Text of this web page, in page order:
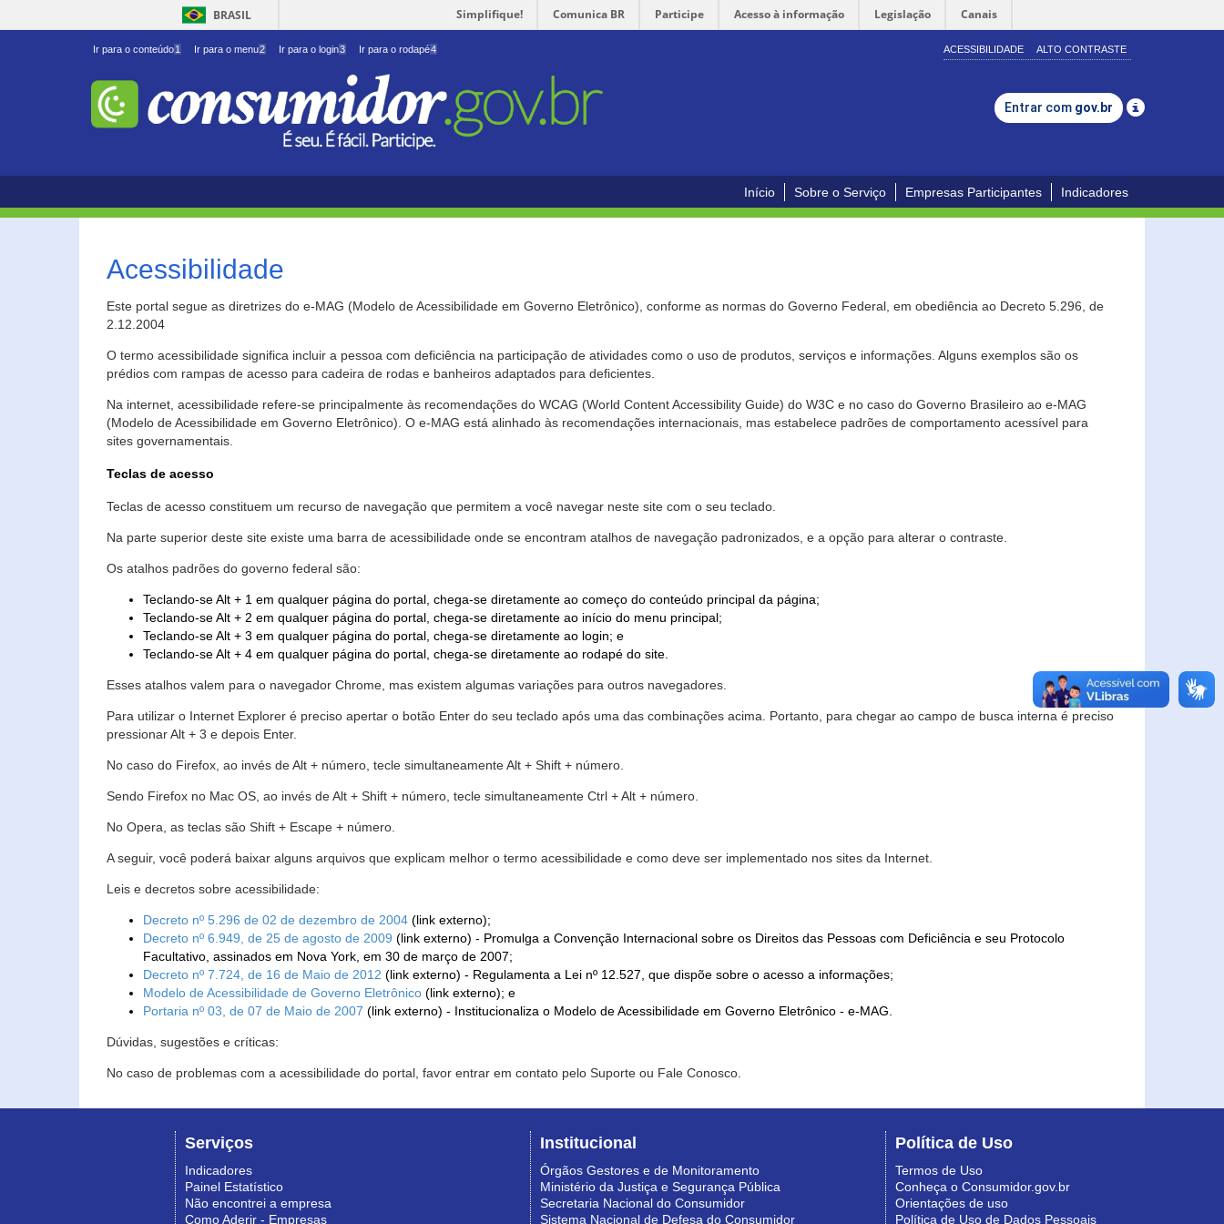
BRASIL Simplifique! Comunica BR Participe Acesso à informação Legislação Canais
Ir para o conteúdo1 Ir para o menu2 Ir para o login3 Ir para o rodapé4 ACESSIBILIDADE ALTO CONTRASTE
Entrar com gov.br
Início Sobre o Serviço Empresas Participantes Indicadores
Acessibilidade
Este portal segue as diretrizes do e-MAG (Modelo de Acessibilidade em Governo Eletrônico), conforme as normas do Governo Federal, em obediência ao Decreto 5.296, de
2.12.2004
O termo acessibilidade significa incluir a pessoa com deficiência na participação de atividades como o uso de produtos, serviços e informações. Alguns exemplos são os
prédios com rampas de acesso para cadeira de rodas e banheiros adaptados para deficientes.
Na internet, acessibilidade refere-se principalmente às recomendações do WCAG (World Content Accessibility Guide) do W3C e no caso do Governo Brasileiro ao e-MAG
(Modelo de Acessibilidade em Governo Eletrônico). O e-MAG está alinhado às recomendações internacionais, mas estabelece padrões de comportamento acessível para
sites governamentais.
Teclas de acesso
Teclas de acesso constituem um recurso de navegação que permitem a você navegar neste site com o seu teclado.
Na parte superior deste site existe uma barra de acessibilidade onde se encontram atalhos de navegação padronizados, e a opção para alterar o contraste.
Os atalhos padrões do governo federal são:
Teclando-se Alt + 1 em qualquer página do portal, chega-se diretamente ao começo do conteúdo principal da página;
Teclando-se Alt + 2 em qualquer página do portal, chega-se diretamente ao início do menu principal;
Teclando-se Alt + 3 em qualquer página do portal, chega-se diretamente ao login; e
Teclando-se Alt + 4 em qualquer página do portal, chega-se diretamente ao rodapé do site.
Esses atalhos valem para o navegador Chrome, mas existem algumas variações para outros navegadores.
Para utilizar o Internet Explorer é preciso apertar o botão Enter do seu teclado após uma das combinações acima. Portanto, para chegar ao campo de busca interna é preciso
pressionar Alt + 3 e depois Enter.
No caso do Firefox, ao invés de Alt + número, tecle simultaneamente Alt + Shift + número.
Sendo Firefox no Mac OS, ao invés de Alt + Shift + número, tecle simultaneamente Ctrl + Alt + número.
No Opera, as teclas são Shift + Escape + número.
A seguir, você poderá baixar alguns arquivos que explicam melhor o termo acessibilidade e como deve ser implementado nos sites da Internet.
Leis e decretos sobre acessibilidade:
Decreto nº 5.296 de 02 de dezembro de 2004 (link externo);
Decreto nº 6.949, de 25 de agosto de 2009 (link externo) - Promulga a Convenção Internacional sobre os Direitos das Pessoas com Deficiência e seu Protocolo
Facultativo, assinados em Nova York, em 30 de março de 2007;
Decreto nº 7.724, de 16 de Maio de 2012 (link externo) - Regulamenta a Lei nº 12.527, que dispõe sobre o acesso a informações;
Modelo de Acessibilidade de Governo Eletrônico (link externo); e
Portaria nº 03, de 07 de Maio de 2007 (link externo) - Institucionaliza o Modelo de Acessibilidade em Governo Eletrônico - e-MAG.
Dúvidas, sugestões e críticas:
No caso de problemas com a acessibilidade do portal, favor entrar em contato pelo Suporte ou Fale Conosco.
Serviços
Indicadores
Painel Estatístico
Não encontrei a empresa
Como Aderir - Empresas
Institucional
Órgãos Gestores e de Monitoramento
Ministério da Justiça e Segurança Pública
Secretaria Nacional do Consumidor
Sistema Nacional de Defesa do Consumidor
Política de Uso
Termos de Uso
Conheça o Consumidor.gov.br
Orientações de uso
Política de Uso de Dados Pessoais